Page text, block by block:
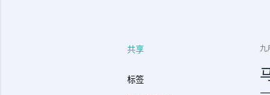
共享
标签
九